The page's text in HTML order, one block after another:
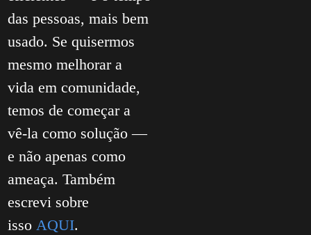
das pessoas, mais bem
usado. Se quisermos
mesmo melhorar a
vida em comunidade,
temos de começar a
vê-la como solução —
e não apenas como
ameaça. Também
escrevi sobre
isso AQUI.